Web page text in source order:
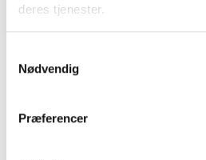
deres tjenester.
Nødvendig
Præferencer